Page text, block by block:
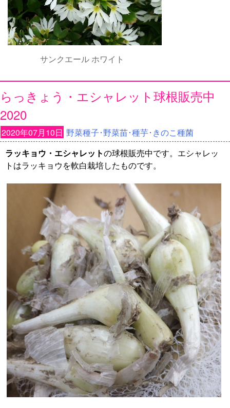
サンクエール ホワイト
らっきょう・エシャレット球根販売中
2020
2020年07月10日 野菜種子･野菜苗･種芋･きのこ種菌
ラッキョウ・エシャレットの球根販売中です。エシャレッ
トはラッキョウを軟白栽培したものです。